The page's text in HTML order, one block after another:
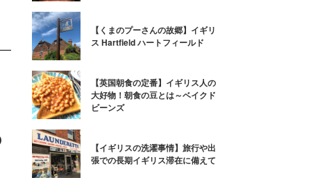
【くまのプーさんの故郷】イギリ
ス Hartfield ハートフィールド
【英国朝食の定番】イギリス人の
大好物！朝食の豆とは～ベイクド
ビーンズ
【イギリスの洗濯事情】旅行や出
張での長期イギリス滞在に備えて